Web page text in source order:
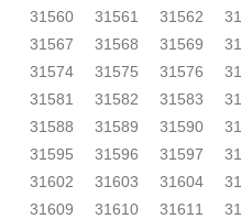
31560
31561 31562
31567
31568 31569
31574
31575 31576
31581
31582 31583
31588
31589 31590
31595
31596 31597
31602
31603 31604
31609
31610 31611